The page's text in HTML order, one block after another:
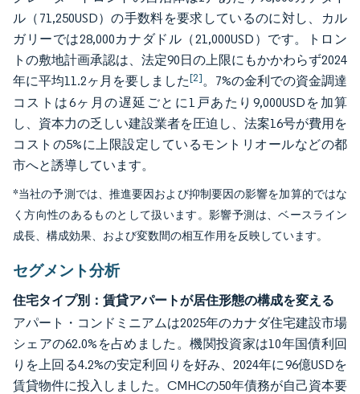
ル（71,250USD）の手数料を要求しているのに対し、カル
ガリーでは28,000カナダドル（21,000USD）です。トロン
トの敷地計画承認は、法定90日の上限にもかかわらず2024
年に平均11.2ヶ月を要しました[2]。7%の金利での資金調達
コストは6ヶ月の遅延ごとに1戸あたり9,000USDを加算
し、資本力の乏しい建設業者を圧迫し、法案16号が費用を
コストの5%に上限設定しているモントリオールなどの都
市へと誘導しています。
*当社の予測では、推進要因および抑制要因の影響を加算的ではな
く方向性のあるものとして扱います。影響予測は、ベースライン
成長、構成効果、および変数間の相互作用を反映しています。
セグメント分析
住宅タイプ別：賃貸アパートが居住形態の構成を変える
アパート・コンドミニアムは2025年のカナダ住宅建設市場
シェアの62.0%を占めました。機関投資家は10年国債利回
りを上回る4.2%の安定利回りを好み、2024年に96億USDを
賃貸物件に投入しました。CMHCの50年債務が自己資本要